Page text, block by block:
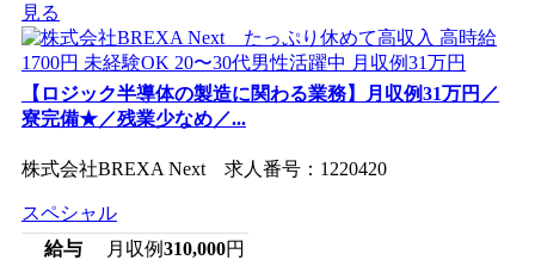
見る
【ロジック半導体の製造に関わる業務】月収例31万円／
寮完備★／残業少なめ／...
株式会社BREXA Next 求人番号：1220420
スペシャル
給与
月収例310,000円